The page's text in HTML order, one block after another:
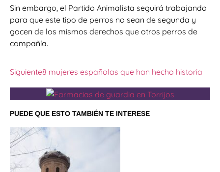
Sin embargo, el Partido Animalista seguirá trabajando
para que este tipo de perros no sean de segunda y
gocen de los mismos derechos que otros perros de
compañía.
Siguiente8 mujeres españolas que han hecho historia
PUEDE QUE ESTO TAMBIÉN TE INTERESE